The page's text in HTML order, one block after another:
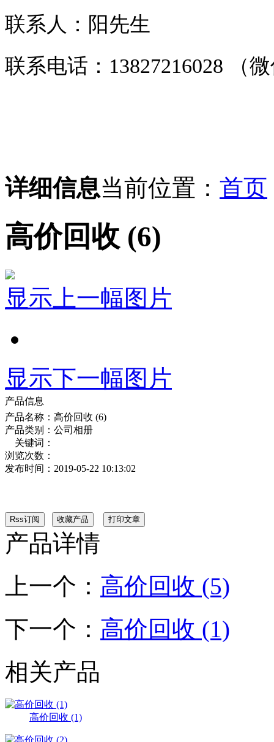
联系人：阳先生
联系电话：13827216028 （
详细信息当前位置： 首页
高价回收 (6)
显示上一幅图片
显示下一幅图片
产品信息
产品名称： 高价回收 (6)
产品类别： 公司相册
关键词：
浏览次数：
发布时间： 2019-05-22 10:13:02
产品详情
上一个： 高价回收 (5)
下一个： 高价回收 (1)
相关产品
高价回收 (1)